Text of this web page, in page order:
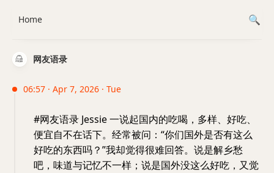
网友语录
06:57 · Apr 7, 2026 · Tue
#网友语录 Jessie 一说起国内的吃喝，多样、好吃、
便宜自不在话下。经常被问：“你们国外是否有这么
好吃的东西吗？”我却觉得很难回答。说是解乡愁
吧，味道与记忆不一样；说是国外没这么好吃，又觉
Home